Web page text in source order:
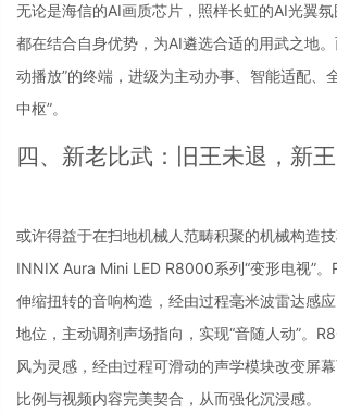
无论是海信的AI画质芯片，照样长虹的AI光翼
都在结合自身优势，为AI遴选合适的用武之地
动播放”的终端，进级为主动办事、智能适配、
中枢”。
四、新老比武：旧王未退，新
或许得益于在扫地机械人范畴积聚的机械构造
INNIX Aura Mini LED R8000系列“变形电视”
伸缩扭转的音响构造，经由过程毫米波雷达感
地位，主动调剂声场指向，实现“音随人动”。
风为灵感，经由过程可滑动的声学模块改变屏
比例与视频内容完美契合，从而强化沉浸感。